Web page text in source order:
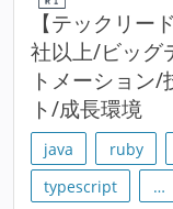
【テックリー
社以上/ビッグ
トメーション
ト/成長環境
java ruby
typescript
…